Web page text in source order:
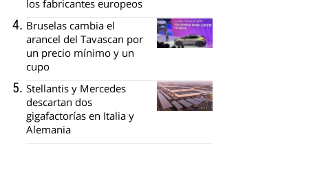
los fabricantes europeos
Bruselas cambia el
arancel del Tavascan por
un precio mínimo y un
cupo
Stellantis y Mercedes
descartan dos
gigafactorías en Italia y
Alemania